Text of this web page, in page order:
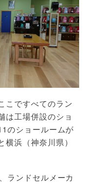
こですべてのラン
は工場併設のショ
のショールームが
浜（神奈川県）
ランドセルメーカ